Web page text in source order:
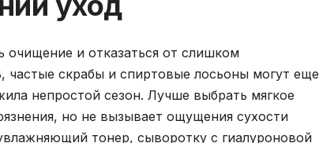
очищение и отказаться от слишком
скрабы и спиртовые лосьоны могут еще
непростой сезон. Лучше выбрать мягкое
но не вызывает ощущения сухости
тонер, сыворотку с гиалуроновой